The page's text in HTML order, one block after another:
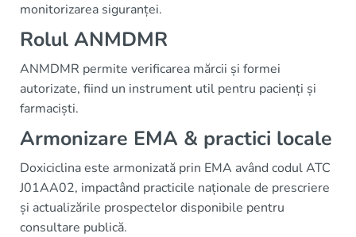
monitorizarea siguranței.
Rolul ANMDMR
ANMDMR permite verificarea mărcii și formei
autorizate, fiind un instrument util pentru pacienți și
farmaciști.
Armonizare EMA & practici locale
Doxiciclina este armonizată prin EMA având codul ATC
J01AA02, impactând practicile naționale de prescriere
și actualizările prospectelor disponibile pentru
consultare publică.